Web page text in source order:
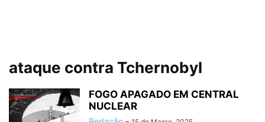
ataque contra Tchernobyl
FOGO APAGADO EM CENTRAL
NUCLEAR